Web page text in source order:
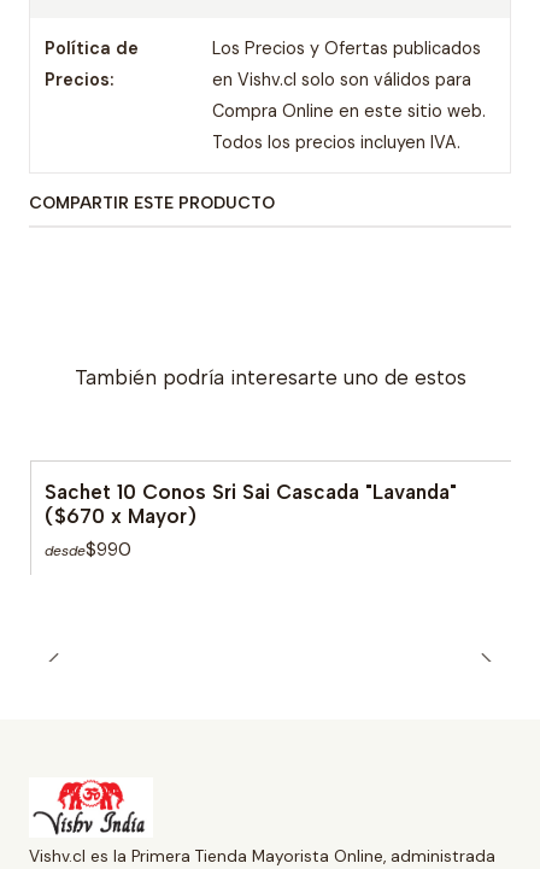
Política de
Precios:
Los Precios y Ofertas publicados
en Vishv.cl solo son válidos para
Compra Online en este sitio web.
Todos los precios incluyen IVA.
COMPARTIR ESTE PRODUCTO
También podría interesarte uno de estos
Sachet 10 Conos Sri Sai Cascada "Lavanda"
($670 x Mayor)
desde$990
Vishv.cl es la Primera Tienda Mayorista Online, administrada